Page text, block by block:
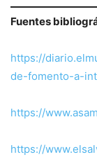
Fuentes
https://
de-fomento-a-
https://
https://